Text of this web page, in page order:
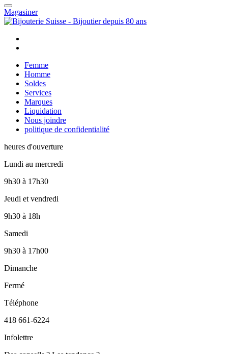
Magasiner
Femme
Homme
Soldes
Services
Marques
Liquidation
Nous joindre
politique de confidentialité
heures d'ouverture
Lundi au mercredi
9h30 à 17h30
Jeudi et vendredi
9h30 à 18h
Samedi
9h30 à 17h00
Dimanche
Fermé
Téléphone
418 661-6224
Infolettre